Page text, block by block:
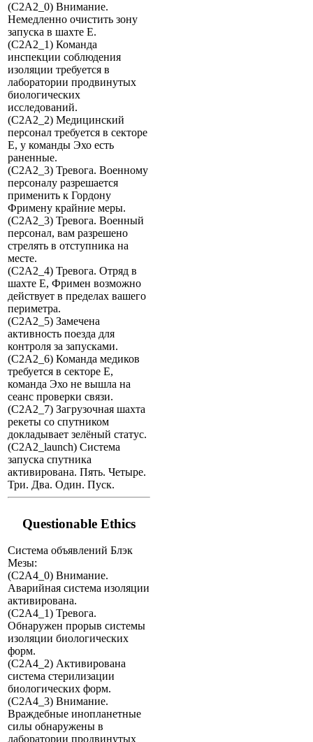
(C2A2_0) Внимание.
Немедленно очистить зону
запуска в шахте E.
(C2A2_1) Команда
инспекции соблюдения
изоляции требуется в
лаборатории продвинутых
биологических
исследований.
(C2A2_2) Медицинский
персонал требуется в секторе
E, у команды Эхо есть
раненные.
(C2A2_3) Тревога. Военному
персоналу разрешается
применить к Гордону
Фримену крайние меры.
(C2A2_3) Тревога. Военный
персонал, вам разрешено
стрелять в отступника на
месте.
(C2A2_4) Тревога. Отряд в
шахте E, Фримен возможно
действует в пределах вашего
периметра.
(C2A2_5) Замечена
активность поезда для
контроля за запусками.
(C2A2_6) Команда медиков
требуется в секторе E,
команда Эхо не вышла на
сеанс проверки связи.
(C2A2_7) Загрузочная шахта
рекеты со спутником
докладывает зелёный статус.
(C2A2_launch) Система
запуска спутника
активирована. Пять. Четыре.
Три. Два. Один. Пуск.
Questionable Ethics
Система объявлений Блэк
Мезы:
(C2A4_0) Внимание.
Аварийная система изоляции
активирована.
(C2A4_1) Тревога.
Обнаружен прорыв системы
изоляции биологических
форм.
(C2A4_2) Активирована
система стерилизации
биологических форм.
(C2A4_3) Внимание.
Враждебные инопланетные
силы обнаружены в
лаборатории продвинутых